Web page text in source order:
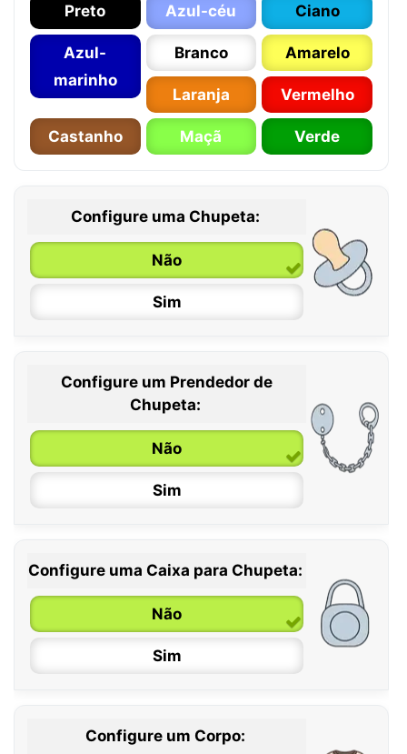
Preto Azul-céu Ciano
Azul-
marinho
Branco Amarelo
Laranja Vermelho
Castanho Maçã Verde
Configure uma Chupeta:
Não
Sim
0 / 6 meses
6 / 36 meses
Configure um Prendedor de
Chupeta:
Não
Sim
Configure uma Caixa para Chupeta:
Não
Sim
Configure um Corpo: